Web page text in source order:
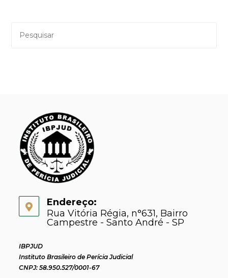
Endereço:
Rua Vitória Régia, n°631, Bairro
Campestre - Santo André - SP
IBPJUD
Instituto Brasileiro de Perícia Judicial
CNPJ: 58.950.527/0001-67